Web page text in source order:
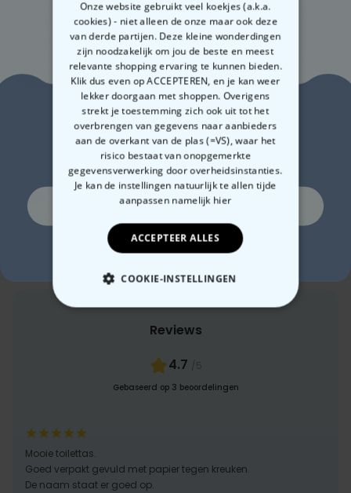
Gerelateerde categorie
Bekijk onze andere categorie met ongewone dingen
Wellness Outdoor Ondeugend
Reviews
4.7 /5
Gebaseerd op 3 beoordelingen
Mooie toilettas.
Goed verpakt gevuld met papier tegen kreuken.
De naam staat er goed op.
Onze website gebruikt veel koekjes (a.k.a.
cookies) - niet alleen de onze maar ook deze
van derde partijen. Deze kleine wonderdingen
zijn noodzakelijk om jou de beste en meest
relevante shopping ervaring te kunnen bieden.
Klik dus even op ACCEPTEREN, en je kan weer
lekker doorgaan met shoppen. Overigens
strekt je toestemming zich ook uit tot het
overbrengen van gegevens naar aanbieders
aan de overkant van de plas (=VS), waar het
risico bestaat van onopgemerkte
gegevensverwerking door overheidsinstanties.
Je kan de instellingen natuurlijk te allen tijde
aanpassen namelijk hier
ACCEPTEER ALLES
COOKIE-INSTELLINGEN
MARKETING OVERIGE
Zin in
10% korting?
Ja, graag!
Nee, ik ben geen fan van korting